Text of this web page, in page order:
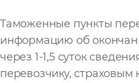
Таможенные пункты
информацию об
через 1-1,5 суток
перевозчику,